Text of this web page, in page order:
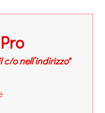
o nell’indirizzo"